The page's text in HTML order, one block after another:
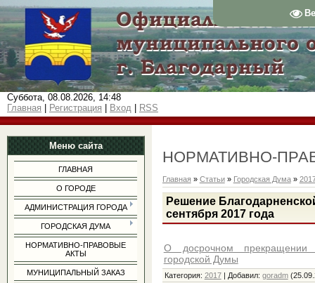
Суббота, 08.08.2026, 14:48
Главная
Регистрация Вход RSS
Меню сайта
ГЛАВНАЯ
О ГОРОДЕ
АДМИНИСТРАЦИЯ ГОРОДА
ГОРОДСКАЯ ДУМА
НОРМАТИВНО-ПРАВОВЫЕ
АКТЫ
МУНИЦИПАЛЬНЫЙ ЗАКАЗ
НОРМАТИВНО-
Главная » Статьи» Городская Дума»
Решение
сентября 2017 года
О досрочном прекращении
городской Думы
Категория: 2017| Добавил: goradm